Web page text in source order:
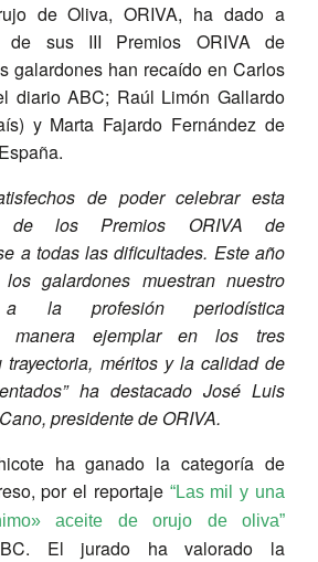
de Oliva, ORIVA, ha dado a
de sus III Premios ORIVA de
galardones han recaído en Carlos
diario ABC; Raúl Limón Gallardo
y Marta Fajardo Fernández de
de poder celebrar esta
de los Premios ORIVA de
a todas las dificultades. Este año
galardones muestran nuestro
a la profesión periodística
manera ejemplar en los tres
trayectoria, méritos y la calidad de
ha destacado José Luis
presidente de ORIVA.
ha ganado la categoría de
por el reportaje “Las mil y una
aceite de orujo de oliva”
El jurado ha valorado la